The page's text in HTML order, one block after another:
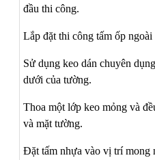
đầu thi công.
Lắp đặt thi công tấm ốp ngoài
Sử dụng keo dán chuyên
dưới của tường.
Thoa một lớp keo mỏng và
và mặt tường.
Đặt tấm nhựa vào vị trí mong